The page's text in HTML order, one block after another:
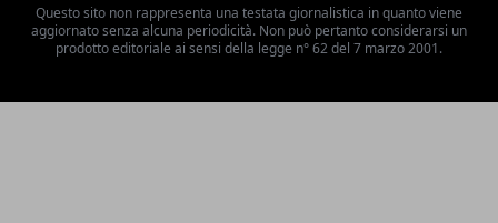
Questo sito non rappresenta una testata giornalistica in quanto viene
aggiornato senza alcuna periodicità. Non può pertanto considerarsi un
prodotto editoriale ai sensi della legge n° 62 del 7 marzo 2001.